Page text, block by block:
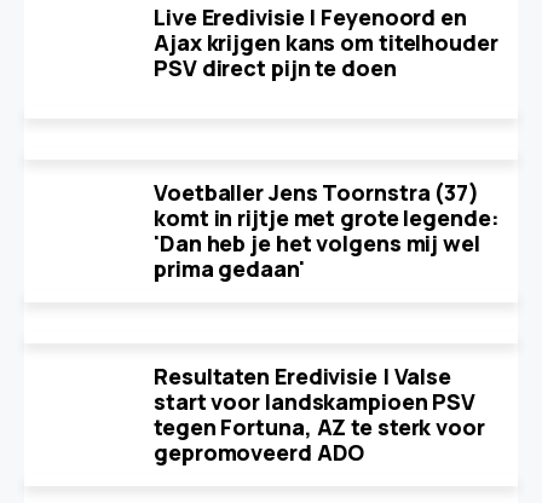
Live Eredivisie | Feyenoord en
Ajax krijgen kans om titelhouder
PSV direct pijn te doen
Voetballer Jens Toornstra (37)
komt in rijtje met grote legende:
'Dan heb je het volgens mij wel
prima gedaan'
Resultaten Eredivisie | Valse
start voor landskampioen PSV
tegen Fortuna, AZ te sterk voor
gepromoveerd ADO